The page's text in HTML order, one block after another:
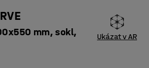
mm, sokl,
Ukázat v AR